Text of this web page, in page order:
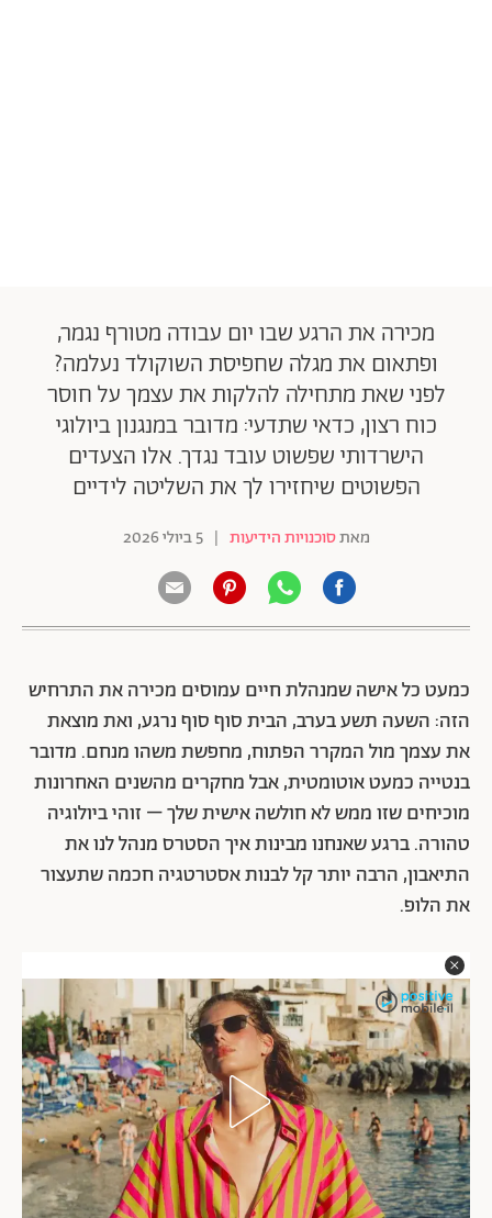
מכירה את הרגע שבו יום עבודה מטורף נגמר,
ופתאום את מגלה שחפיסת השוקולד נעלמה?
לפני שאת מתחילה להלקות את עצמך על חוסר
כוח רצון, כדאי שתדעי: מדובר במנגנון ביולוגי
הישרדותי שפשוט עובד נגדך. אלו הצעדים
הפשוטים שיחזירו לך את השליטה לידיים
מאתסוכנויות הידיעות | 5 ביולי 2026
כמעט כל אישה שמנהלת חיים עמוסים מכירה את התרחיש
הזה: השעה תשע בערב, הבית סוף סוף נרגע, ואת מוצאת
את עצמך מול המקרר הפתוח, מחפשת משהו מנחם. מדובר
בנטייה כמעט אוטומטית, אבל מחקרים מהשנים האחרונות
מוכיחים שזו ממש לא חולשה אישית שלך – זוהי ביולוגיה
טהורה. ברגע שאנחנו מבינות איך הסטרס מנהל לנו את
התיאבון, הרבה יותר קל לבנות אסטרטגיה חכמה שתעצור
את הלופ.